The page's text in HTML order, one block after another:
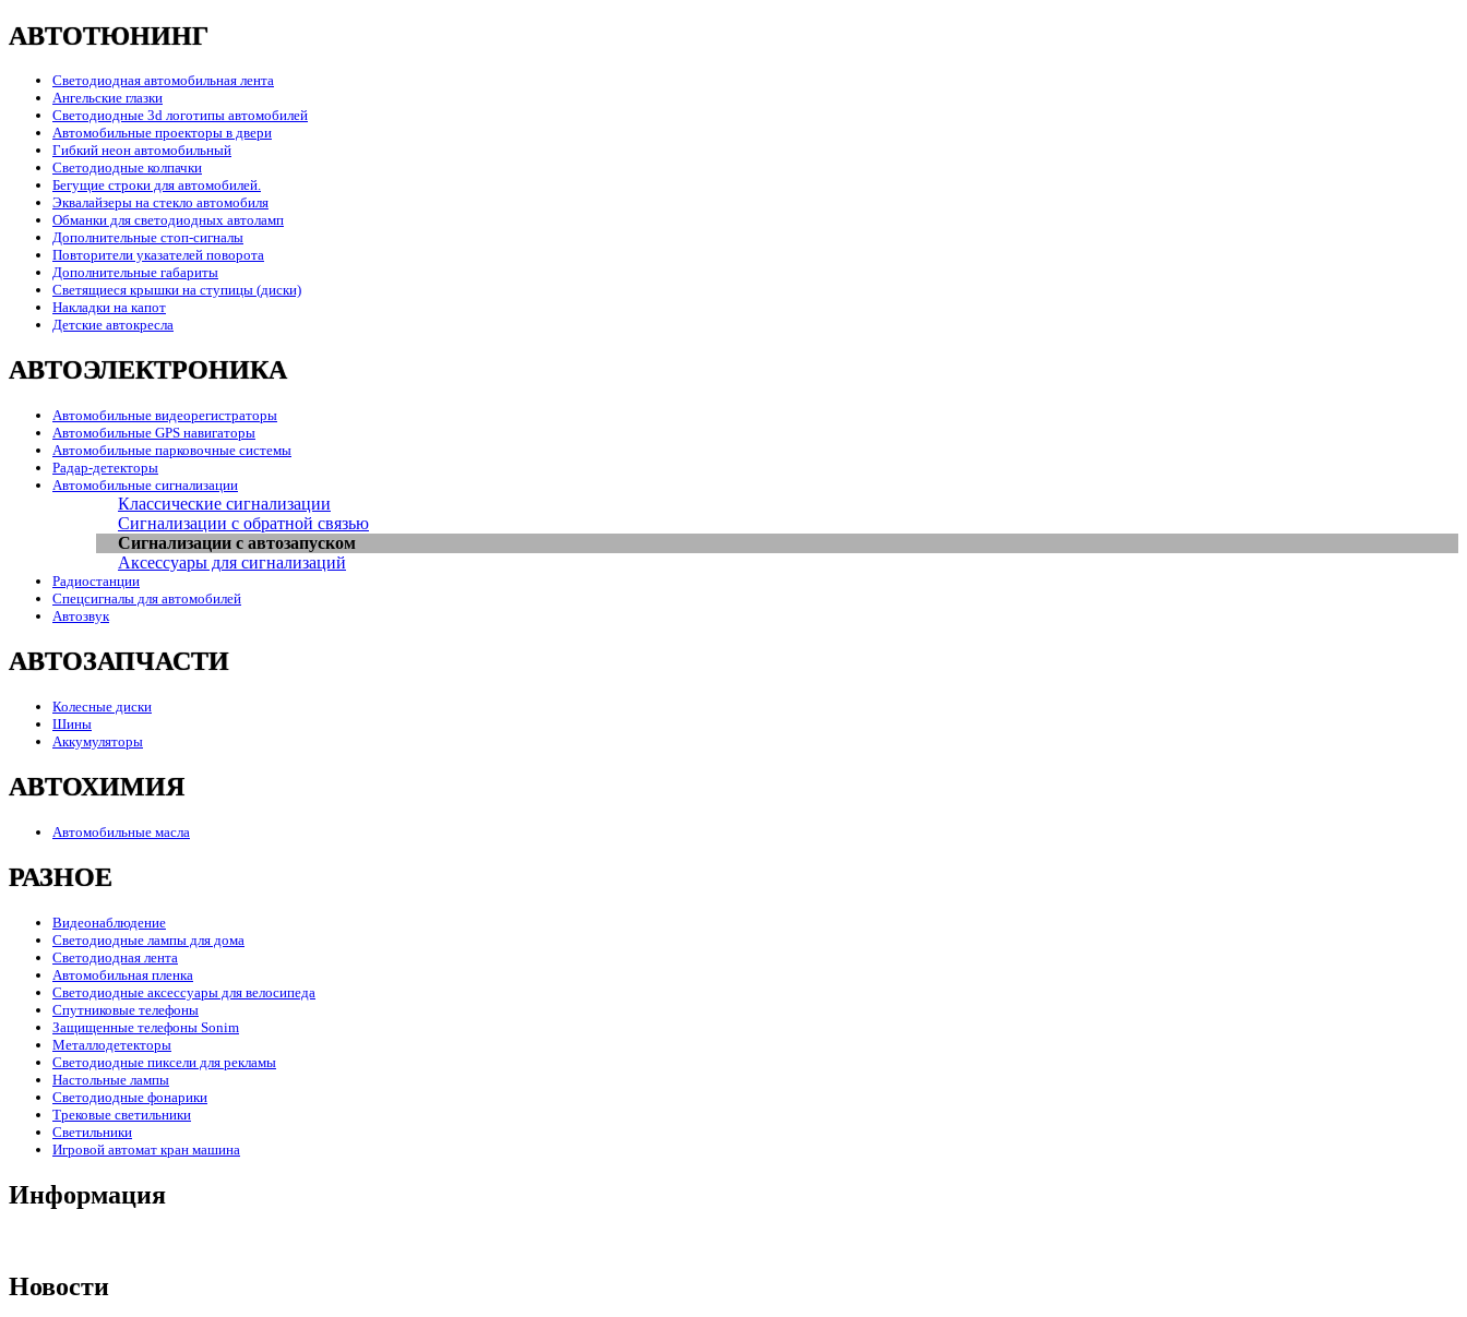
АВТОТЮНИНГ
Светодиодная автомобильная лента
Ангельские глазки
Светодиодные 3d логотипы автомобилей
Автомобильные проекторы в двери
Гибкий неон автомобильный
Светодиодные колпачки
Бегущие строки для автомобилей.
Эквалайзеры на стекло автомобиля
Обманки для светодиодных автоламп
Дополнительные стоп-сигналы
Повторители указателей поворота
Дополнительные габариты
Светящиеся крышки на ступицы (диски)
Накладки на капот
Детские автокресла
АВТОЭЛЕКТРОНИКА
Автомобильные видеорегистраторы
Автомобильные GPS навигаторы
Автомобильные парковочные системы
Радар-детекторы
Автомобильные сигнализации
Классические сигнализации
Сигнализации с обратной связью
Сигнализации с автозапуском
Аксессуары для сигнализаций
Радиостанции
Спецсигналы для автомобилей
Автозвук
АВТОЗАПЧАСТИ
Колесные диски
Шины
Аккумуляторы
АВТОХИМИЯ
Автомобильные масла
РАЗНОЕ
Видеонаблюдение
Светодиодные лампы для дома
Светодиодная лента
Автомобильная пленка
Светодиодные аксессуары для велосипеда
Спутниковые телефоны
Защищенные телефоны Sonim
Металлодетекторы
Светодиодные пиксели для рекламы
Настольные лампы
Светодиодные фонарики
Трековые светильники
Светильники
Игровой автомат кран машина
Информация
Новости